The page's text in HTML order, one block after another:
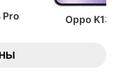
Pro Oppo K13